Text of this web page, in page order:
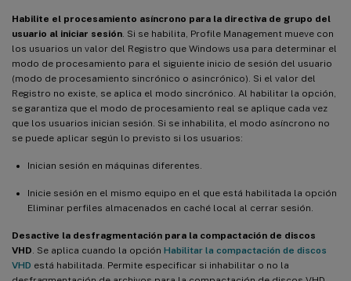
Habilite el procesamiento asíncrono para la directiva de grupo del
usuario al iniciar sesión . Si se habilita, Profile Management mueve con
los usuarios un valor del Registro que Windows usa para determinar el
modo de procesamiento para el siguiente inicio de sesión del usuario
(modo de procesamiento sincrónico o asincrónico). Si el valor del
Registro no existe, se aplica el modo sincrónico. Al habilitar la opción,
se garantiza que el modo de procesamiento real se aplique cada vez
que los usuarios inician sesión. Si se inhabilita, el modo asíncrono no
se puede aplicar según lo previsto si los usuarios:
Inician sesión en máquinas diferentes.
Inicie sesión en el mismo equipo en el que está habilitada la opción
Eliminar perfiles almacenados en caché local al cerrar sesión.
Desactive la desfragmentación para la compactación de discos
VHD . Se aplica cuando la opción Habilitar la compactación de discos
VHD está habilitada. Permite especificar si inhabilitar o no la